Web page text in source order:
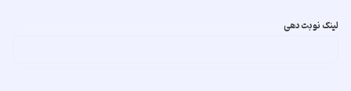
لینک نوبت دهی